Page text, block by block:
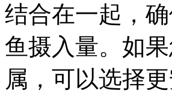
结合在一起，
鱼摄入量。如
属，可以选择